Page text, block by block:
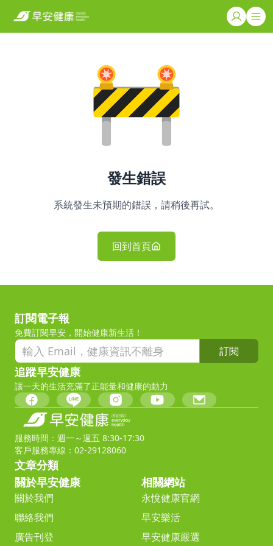
發生錯誤
系統發生未預期的錯誤，請稍後再試。
回到首頁
訂閱電子報
免費訂閱早安，開始健康新生活！
訂閱
追蹤早安健康
讓一天的生活充滿了正能量和健康的動力
服務時間：週一～週五 8:30-17:30
客戶服務專線：02-29128060
文章分類
關於早安健康
關於我們
聯絡我們
廣告刊登
相關網站
永悅健康官網
早安樂活
早安健康嚴選